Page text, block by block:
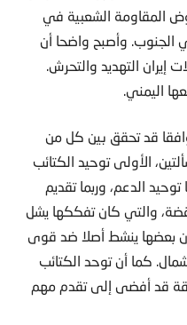
المقاومة الشعبية في
الجنوب. وأصبح واضحا أن
إيران التهديد والتحرش.
اليمني.
قد تحقق بين كل من
الأولى توحيد الكتائب
الدعم، وربما تقديم
والتي كان تفككها يشل
بعضها ينشط أصلا ضد قوى
كما أن توحد الكتائب
قد أفضى إلى تقدم مهم